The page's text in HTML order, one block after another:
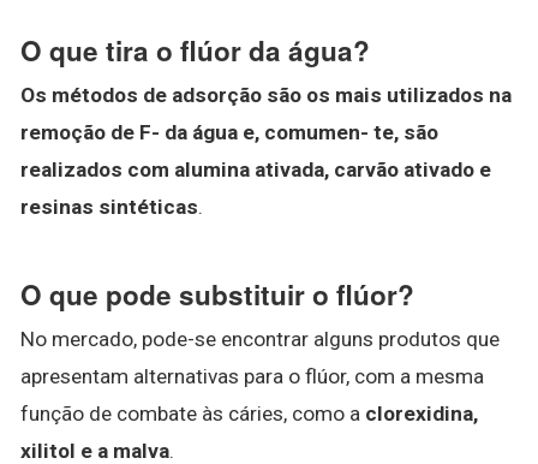
O que tira o flúor da água?
Os métodos de adsorção são os mais utilizados na
remoção de F- da água e, comumen- te, são
realizados com alumina ativada, carvão ativado e
resinas sintéticas.
O que pode substituir o flúor?
No mercado, pode-se encontrar alguns produtos que
apresentam alternativas para o flúor, com a mesma
função de combate às cáries, como a clorexidina,
xilitol e a malva.